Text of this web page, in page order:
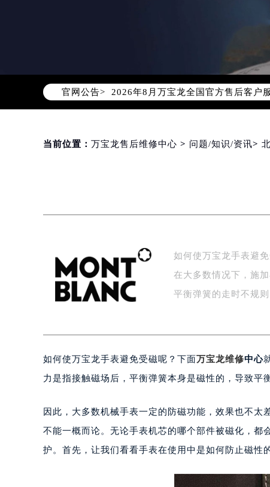
官网公告>
2026年8月万宝龙中国区售后服务网
2026年8月万宝龙全国官方售后客户
万宝龙官方全国统一服务热线400-
2026年8月万宝龙售后服务中心最新
北京市东城区东长安街1号东方广场
上海市徐汇区虹桥路3号港汇中心写
扬州市邗江区国展路29号星耀天地写
盐城市盐都区世纪大道5号盐城金融
泰州市海陵区永定东路399号置地商
绍兴市越城区胜利东路379号世茂天
嘉兴市南湖区广益路705号嘉兴世界
济南市历下区经十路11111号华润中
广州市天河区天河路230号万菱汇国
广州市越秀区环市东路371-375号世
惠州市惠城区江北文昌一路7号华贸
当前位置： 万宝龙售后维修中心 > 问题/知识/资讯>
如何使万宝龙手表避
在大多数情况下，施
平衡弹簧的走时不规
如何使万宝龙手表避免受磁呢？下面万宝龙维修中心
力是指接触磁场后，平衡弹簧本身是磁性的，导致平
因此，大多数机械手表一定的防磁功能，效果也不
不能一概而论。无论手表机芯的哪个部件被磁化，都
护。首先，让我们看看手表在使用中是如何防止磁性的